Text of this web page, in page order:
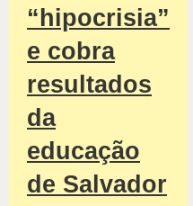
“hipocrisia”
e cobra
resultados
da
educação
de Salvador